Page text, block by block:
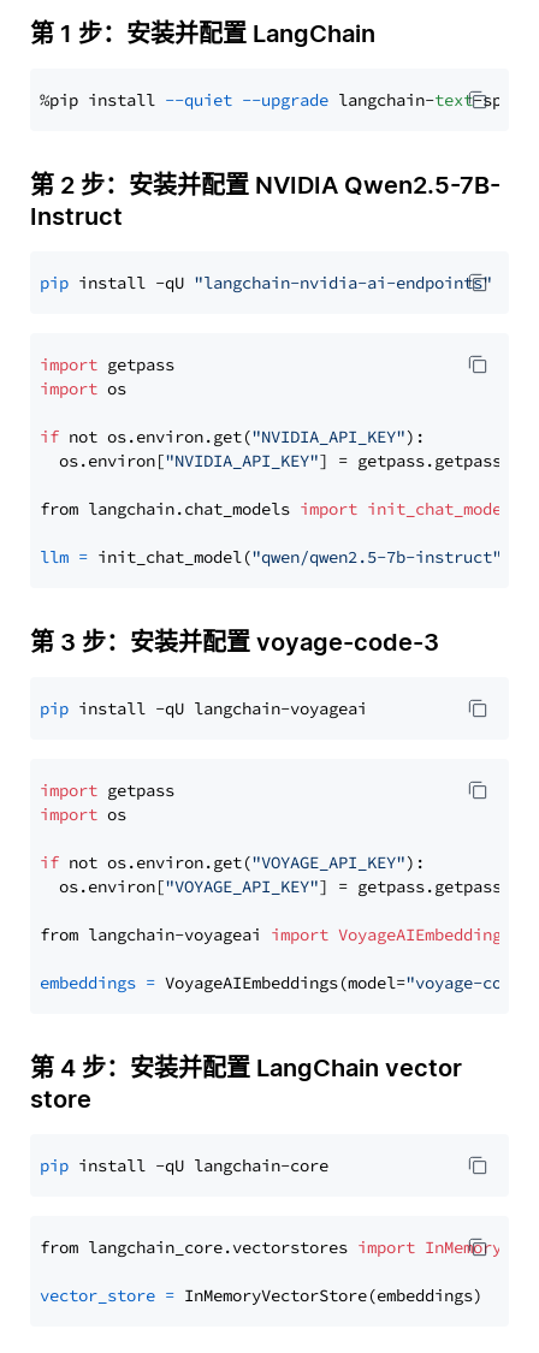
第 1 步：安装并配置 LangChain
%pip install --quiet --upgrade langchain-text
第 2 步：安装并配置 NVIDIA Qwen2.5-7B-
Instruct
pip install -qU "langchain-nvidia-ai-endpoints"
import
import os
if not os.environ.get("NVIDIA_API_KEY"):
  os.environ[
"NVIDIA_API_KEY"] = getpass.getpass(
from langchain.chat_models import init_chat_model
llm = init_chat_model("qwen/qwen2.5-7b-instruct"
第 3 步：安装并配置 voyage-code-3
pip
import
import os
if not os.environ.get("VOYAGE_API_KEY"):
  os.environ[
"VOYAGE_API_KEY"] = getpass.getpass(
from langchain-voyageai import VoyageAIEmbeddings
embeddings = VoyageAIEmbeddings(model="voyage-code-
第 4 步：安装并配置 LangChain vector
store
pip
from langchain_core.vectorstores import
vector_store =